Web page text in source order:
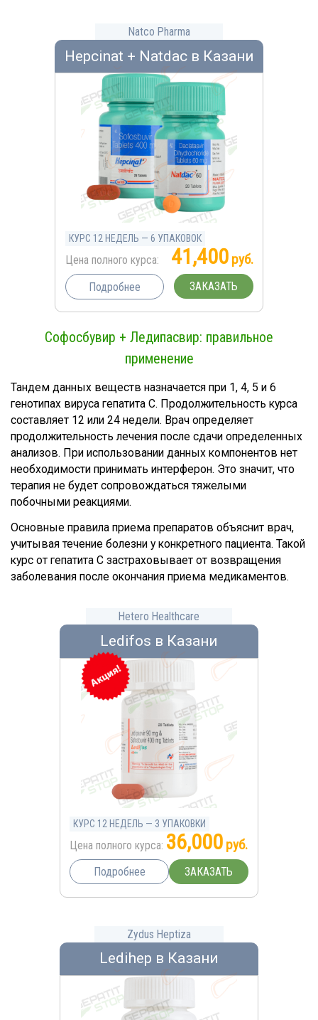
Natco Pharma
Hepcinat + Natdac в Казани
КУРС 12 НЕДЕЛЬ — 6 УПАКОВОК
Цена полного курса: 41,400руб.
Подробнее ЗАКАЗАТЬ
Софосбувир + Ледипасвир: правильное
применение
Тандем данных веществ назначается при 1, 4, 5 и 6
генотипах вируса гепатита С. Продолжительность курса
составляет 12 или 24 недели. Врач определяет
продолжительность лечения после сдачи определенных
анализов. При использовании данных компонентов нет
необходимости принимать интерферон. Это значит, что
терапия не будет сопровождаться тяжелыми
побочными реакциями.
Основные правила приема препаратов объяснит врач,
учитывая течение болезни у конкретного пациента. Такой
курс от гепатита С застраховывает от возвращения
заболевания после окончания приема медикаментов.
Hetero Healthcare
Ledifos в Казани
КУРС 12 НЕДЕЛЬ — 3 УПАКОВКИ
Цена полного курса: 36,000 руб.
Подробнее ЗАКАЗАТЬ
Zydus Heptiza
Ledihep в Казани